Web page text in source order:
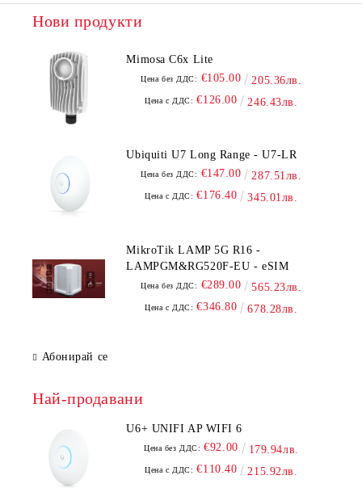
Нови продукти
Mimosa C6x Lite
Цена без ДДС: €105.00 205.36лв.
Цена с ДДС: €126.00 246.43лв.
Ubiquiti U7 Long Range - U7-LR
Цена без ДДС: €147.00 287.51лв.
Цена с ДДС: €176.40 345.01лв.
MikroTik LAMP 5G R16 -
LAMPGM&RG520F-EU - eSIM
Цена без ДДС: €289.00 565.23лв.
Цена с ДДС: €346.80 678.28лв.
Абонирай се
Най-продавани
U6+ UNIFI AP WIFI 6
Цена без ДДС: €92.00 179.94лв.
Цена с ДДС: €110.40 215.92лв.